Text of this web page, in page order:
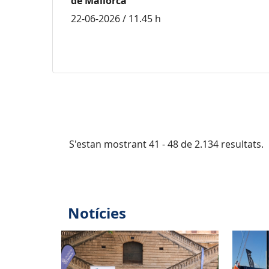
22-06-2026 / 11.45 h
S'estan mostrant 41 - 48 de 2.134 resultats.
Notícies